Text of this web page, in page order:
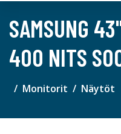
SAMSUNG
400 NITS
Monitorit Näytöt